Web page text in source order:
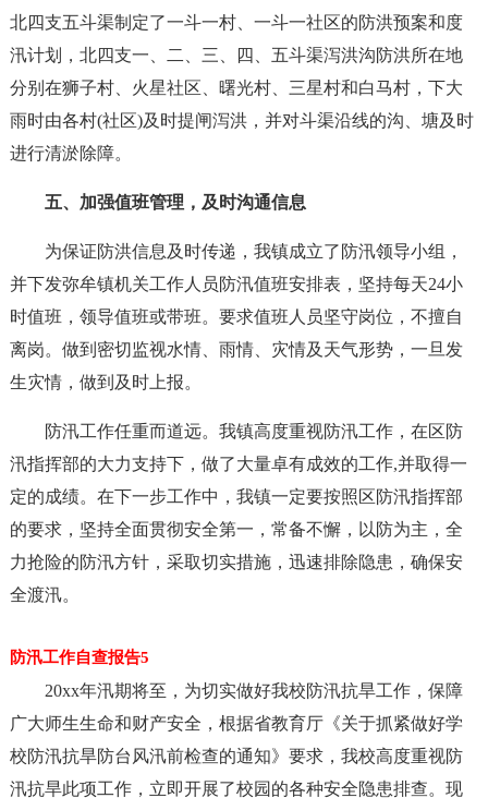
北四支五斗渠制定了一斗一村、一斗一社区的防洪预案和度
汛计划，北四支一、二、三、四、五斗渠泻洪沟防洪所在地
分别在狮子村、火星社区、曙光村、三星村和白马村，下大
雨时由各村(社区)及时提闸泻洪，并对斗渠沿线的沟、塘及时
进行清淤除障。
五、加强值班管理，及时沟通信息
为保证防洪信息及时传递，我镇成立了防汛领导小组，
并下发弥牟镇机关工作人员防汛值班安排表，坚持每天24小
时值班，领导值班或带班。要求值班人员坚守岗位，不擅自
离岗。做到密切监视水情、雨情、灾情及天气形势，一旦发
生灾情，做到及时上报。
防汛工作任重而道远。我镇高度重视防汛工作，在区防
汛指挥部的大力支持下，做了大量卓有成效的工作,并取得一
定的成绩。在下一步工作中，我镇一定要按照区防汛指挥部
的要求，坚持全面贯彻安全第一，常备不懈，以防为主，全
力抢险的防汛方针，采取切实措施，迅速排除隐患，确保安
全渡汛。
防汛工作自查报告5
20xx年汛期将至，为切实做好我校防汛抗旱工作，保障
广大师生生命和财产安全，根据省教育厅《关于抓紧做好学
校防汛抗旱防台风汛前检查的通知》要求，我校高度重视防
汛抗旱此项工作，立即开展了校园的各种安全隐患排查。现